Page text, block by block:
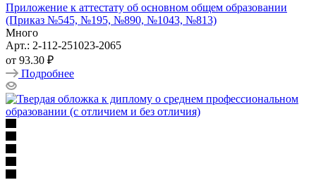
Приложение к аттестату об основном общем образовании
(Приказ №545, №195, №890, №1043, №813)
Много
Арт.: 2-112-251023-2065
от 93.30 ₽
Подробнее